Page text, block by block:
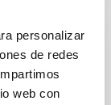
personalizar
de redes
web con
con la